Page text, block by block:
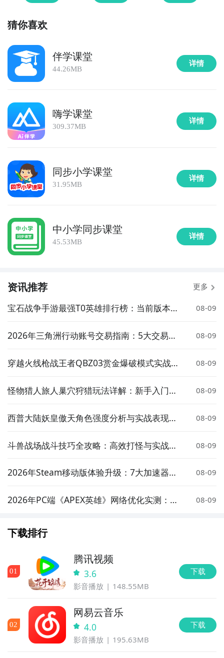
猜你喜欢
伴学课堂
44.26MB
详情
嗨学课堂
309.37MB
详情
同步小学课堂
31.95MB
详情
中小学同步课堂
45.53MB
详情
资讯推荐 更多
宝石战争手游最强T0英雄排行榜：当前版本高
08-09
2026年三角洲行动账号交易指南：5大交易平
08-09
穿越火线枪战王者QBZ03赏金爆破模式实战表
08-09
怪物猎人旅人巢穴狩猎玩法详解：新手入门与
08-09
西普大陆妖皇傲天角色强度分析与实战表现评
08-09
斗兽战场战斗技巧全攻略：高效打怪与实战策
08-09
2026年Steam移动版体验升级：7大加速器对
08-09
2026年PC端《APEX英雄》网络优化实测：7
08-09
下载排行
01
腾讯视频
3.6
影音播放 148.55MB
下载
02
网易云音乐
4.0
影音播放 195.63MB
下载